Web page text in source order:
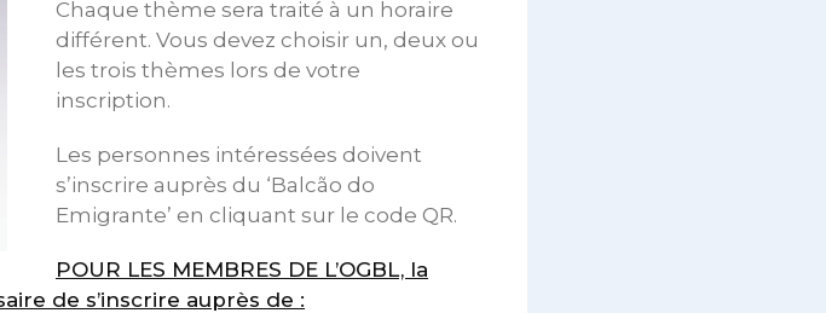
Chaque thème sera traité à un horaire
différent. Vous devez choisir un, deux ou
les trois thèmes lors de votre
inscription.
Les personnes intéressées doivent
s’inscrire auprès du ‘Balcão do
Emigrante’ en cliquant sur le code QR.
POUR LES MEMBRES DE L’OGBL, la
de s’inscrire auprès de :